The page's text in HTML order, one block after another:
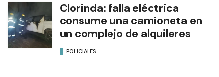
Clorinda: falla eléctrica
consume una camioneta en
un complejo de alquileres
POLICIALES